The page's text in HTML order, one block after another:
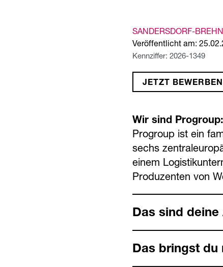
SANDERSDORF-
Veröffentlicht am:
Kennziffer: 2026-1349
JETZT
Wir sind
Progroup ist ein
sechs
einem
Produzenten von
Das sind deine
Das bringst du